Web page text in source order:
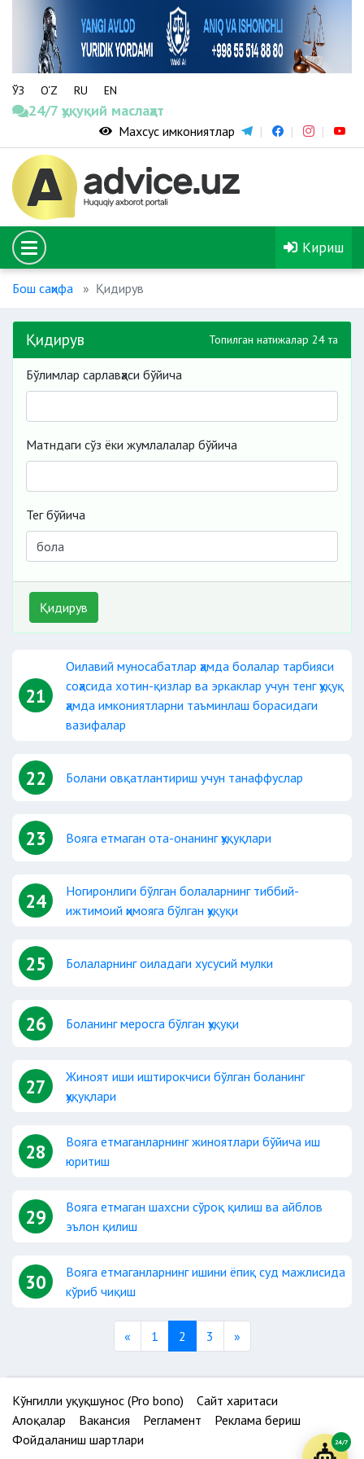
ЎЗ O‘Z RU EN
24/7 ҳуқуқий маслаҳат
Махсус имкониятлар
Кириш
Бош саҳифа Қидирув
Қидирув Топилган натижалар 24 та
Бўлимлар сарлавҳаси бўйича
Матндаги сўз ёки жумлалалар бўйича
Тег бўйича
Қидирув
21
Оилавий муносабатлар ҳамда болалар тарбияси
соҳасида хотин-қизлар ва эркаклар учун тенг ҳуқуқ
ҳамда имкониятларни таъминлаш борасидаги
вазифалар
22 Болани овқатлантириш учун танаффуслар
23 Вояга етмаган ота-онанинг ҳуқуқлари
24
Ногиронлиги бўлган болаларнинг тиббий-
ижтимоий ҳимояга бўлган ҳуқуқи
25 Болаларнинг оиладаги хусусий мулки
26 Боланинг меросга бўлган ҳуқуқи
27
Жиноят иши иштирокчиси бўлган боланинг
ҳуқуқлари
28
Вояга етмаганларнинг жиноятлари бўйича иш
юритиш
29
Вояга етмаган шахсни сўроқ қилиш ва айблов
эълон қилиш
30
Вояга етмаганларнинг ишини ёпиқ суд мажлисида
кўриб чиқиш
«Previous
1 2 3 »Next
Кўнгилли ҳуқуқшунос (Pro bono)
Сайт харитаси
Алоқалар
Вакансия Регламент
Реклама бериш
Фойдаланиш шартлари
24/7